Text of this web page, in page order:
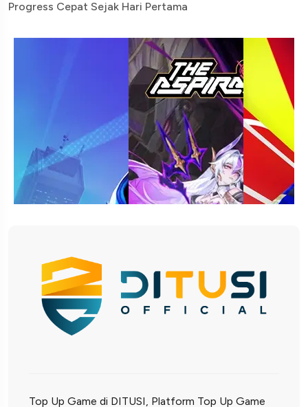
Progress Cepat Sejak Hari Pertama
Top Up Game di DITUSI, Platform Top Up Game